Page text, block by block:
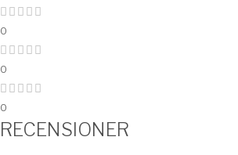
0
0
0
RECENSIONER